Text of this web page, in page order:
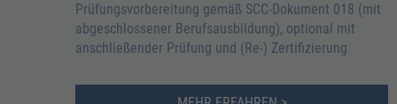
Prüfungsvorbereitung gemäß SCC-Dokument 018 (mit
abgeschlossener Berufsausbildung), optional mit
anschließender Prüfung und (Re-) Zertifizierung